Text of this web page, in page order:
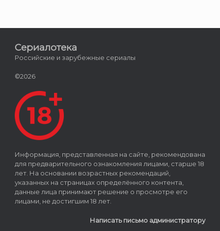
Сериалотека
Российские и зарубежные сериалы
©2026
Информация, представленная на сайте, рекомендована
для предварительного ознакомления лицами, старше 18
лет. На основании возрастных рекомендаций,
указанных на страницах определённого контента,
данные лица принимают решение о просмотре его
лицами, не достигшим 18 лет.
Написать письмо администратору